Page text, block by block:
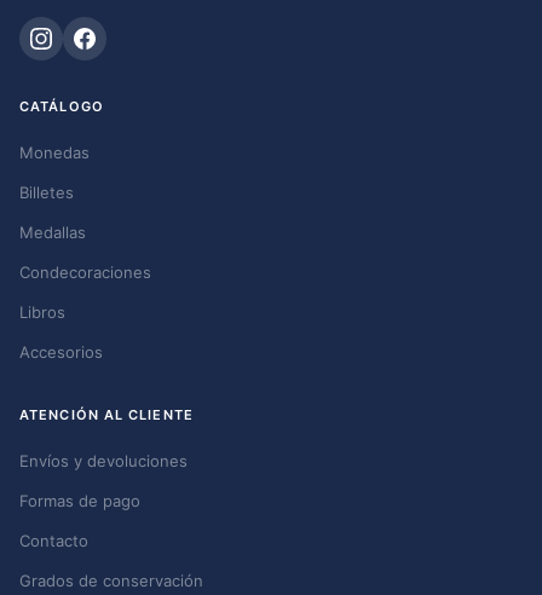
CATÁLOGO
Monedas
Billetes
Medallas
Condecoraciones
Libros
Accesorios
ATENCIÓN AL CLIENTE
Envíos y devoluciones
Formas de pago
Contacto
Grados de conservación